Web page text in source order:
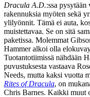
Dracula A.D.:ssa pysytään
rakennuksia myöten sekä
ylilyönnit. Tämä ei auta,
muistettavaa. Se on sitä
paketissa. Molemmat
Hammer alkoi olla
Tuotantotiimissä nähdään
puvustuksesta vastaava
Needs, mutta kaksi vuotta
Rites of Dracula, on
Chris Barnes. Kaikki muut